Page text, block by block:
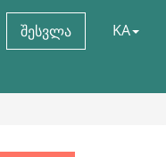
შესვლა KA